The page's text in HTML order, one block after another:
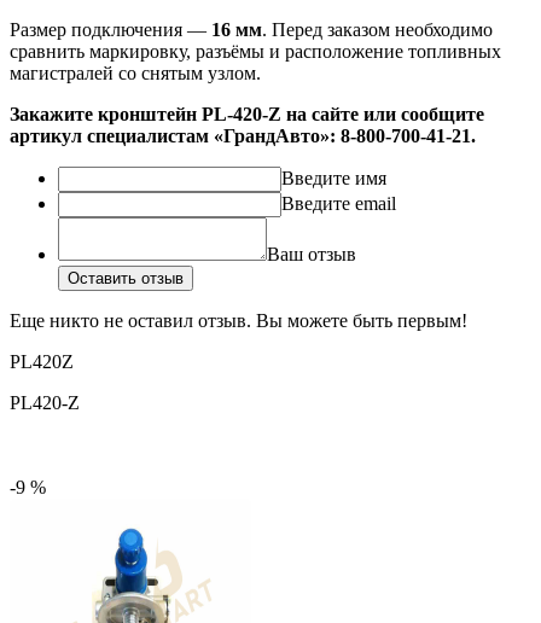
Размер подключения — 16 мм. Перед заказом необходимо
сравнить маркировку, разъёмы и расположение топливных
магистралей со снятым узлом.
Закажите кронштейн PL-420-Z на сайте или сообщите
артикул специалистам «ГрандАвто»: 8-800-700-41-21.
Введите имя
Введите email
Ваш отзыв
Оставить отзыв
Еще никто не оставил отзыв. Вы можете быть первым!
PL420Z
PL420-Z
-9 %